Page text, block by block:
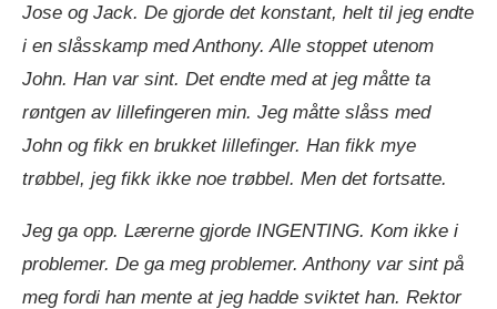
Jose og Jack. De gjorde det konstant, helt til jeg endte
i en slåsskamp med Anthony. Alle stoppet utenom
John. Han var sint. Det endte med at jeg måtte ta
røntgen av lillefingeren min. Jeg måtte slåss med
John og fikk en brukket lillefinger. Han fikk mye
trøbbel, jeg fikk ikke noe trøbbel. Men det fortsatte.
Jeg ga opp. Lærerne gjorde INGENTING. Kom ikke i
problemer. De ga meg problemer. Anthony var sint på
meg fordi han mente at jeg hadde sviktet han. Rektor